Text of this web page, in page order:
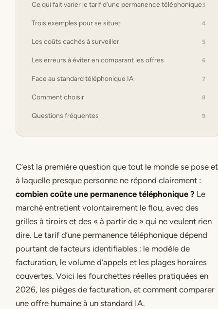
Ce qui fait varier le tarif d’une permanence téléphonique3
Trois exemples pour se situer 4
Les coûts cachés à surveiller 5
Les erreurs à éviter en comparant les offres 6
Face au standard téléphonique IA 7
Comment choisir 8
Questions fréquentes 9
C’est la première question que tout le monde se pose et
à laquelle presque personne ne répond clairement :
combien coûte une permanence téléphonique ? Le
marché entretient volontairement le flou, avec des
grilles à tiroirs et des « à partir de » qui ne veulent rien
dire. Le tarif d’une permanence téléphonique dépend
pourtant de facteurs identifiables : le modèle de
facturation, le volume d’appels et les plages horaires
couvertes. Voici les fourchettes réelles pratiquées en
2026, les pièges de facturation, et comment comparer
une offre humaine à un standard IA.